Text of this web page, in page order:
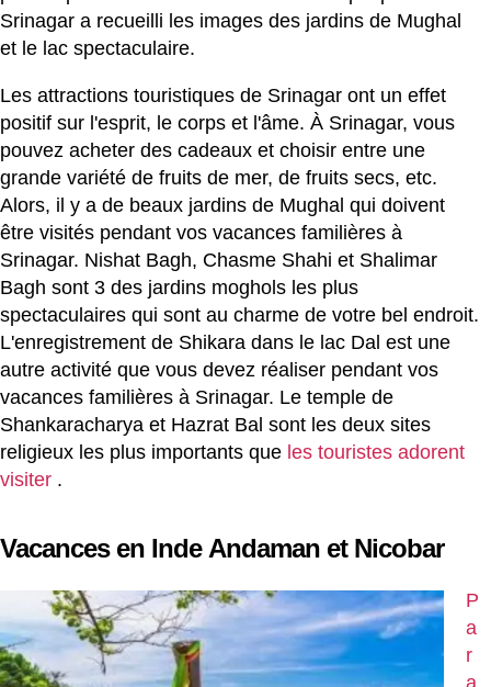
Srinagar a recueilli les images des jardins de Mughal
et le lac spectaculaire.
Les attractions touristiques de Srinagar ont un effet
positif sur l'esprit, le corps et l'âme. À Srinagar, vous
pouvez acheter des cadeaux et choisir entre une
grande variété de fruits de mer, de fruits secs, etc.
Alors, il y a de beaux jardins de Mughal qui doivent
être visités pendant vos vacances familières à
Srinagar. Nishat Bagh, Chasme Shahi et Shalimar
Bagh sont 3 des jardins moghols les plus
spectaculaires qui sont au charme de votre bel endroit.
L'enregistrement de Shikara dans le lac Dal est une
autre activité que vous devez réaliser pendant vos
vacances familières à Srinagar. Le temple de
Shankaracharya et Hazrat Bal sont les deux sites
religieux les plus importants que les touristes adorent
visiter .
Vacances en Inde Andaman et Nicobar
P
a
r